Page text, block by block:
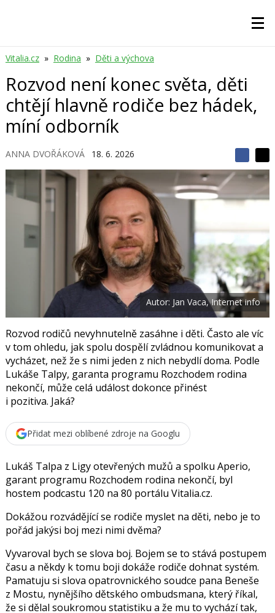
Vitalia.cz » Rodina » Děti a výchova
Rozvod není konec světa, děti
chtějí hlavně rodiče bez hádek,
míní odborník
ANNA DVOŘÁKOVÁ 18. 6. 2026
S
d
í
l
S
e
e
a
F
a
c
e
b
o
o
k
u
d
í
e
e
a
s
í
t
X
Autor: Jan Vaca, Internet info
Rozvod rodičů nevyhnutelně zasáhne i děti. Často ale víc
v tom ohledu, jak spolu dospělí zvládnou komunikovat a
vycházet, než že s nimi jeden z nich nebydlí doma. Podle
Lukáše Talpy, garanta programu Rozchodem rodina
nekončí, může celá událost dokonce přinést
i pozitiva. Jaká?
Přidat mezi oblíbené zdroje na Googlu
Lukáš Talpa z Ligy otevřených mužů a spolku Aperio,
garant programu Rozchodem rodina nekončí, byl
hostem podcastu 120 na 80 portálu Vitalia.cz.
Dokážou rozvádějící se rodiče myslet na děti, nebo je to
pořád jakýsi boj mezi nimi dvěma?
Vyvaroval bych se slova boj. Bojem se to stává postupem
času a někdy k tomu boji dokáže rodiče dohnat systém.
Pamatuju si slova opatrovnického soudce pana Beneše
z Mostu, nynějšího dětského ombudsmana, který říkal,
že si dělal soukromou statistiku a že mu to vychází tak,